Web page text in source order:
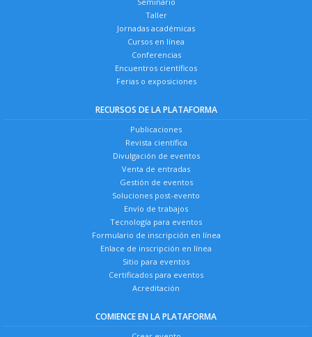
Taller
Jornadas académicas
Cursos en línea
Conferencias
Encuentros científicos
Ferias o exposiciones
RECURSOS DE LA PLATAFORMA
Publicaciones
Revista científica
Divulgación de eventos
Venta de entradas
Gestión de eventos
Soluciones post-evento
Envío de trabajos
Tecnología para eventos
Formulario de inscripción en línea
Enlace de inscripción en línea
Sitio para eventos
Certificados para eventos
Acreditación
COMIENCE EN LA PLATAFORMA